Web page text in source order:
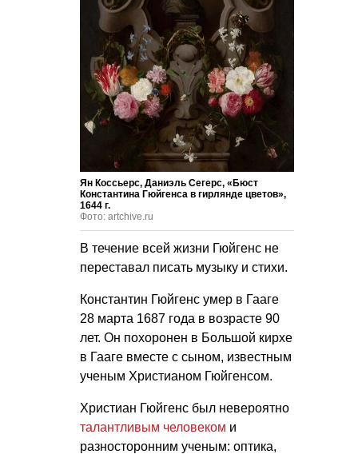
Ян Коссьерс, Даниэль Сегерс, «Бюст
Константина Гюйгенса в гирлянде цветов»,
1644 г.
Фото: artchive.ru
В течение всей жизни Гюйгенс не
переставал писать музыку и стихи.
Константин Гюйгенс умер в Гааге
28 марта 1687 года в возрасте 90
лет. Он похоронен в Большой кирхе
в Гааге вместе с сыном, известным
ученым Христианом Гюйгенсом.
Христиан Гюйгенс был невероятно
талантливым человеком и
разносторонним ученым: оптика,